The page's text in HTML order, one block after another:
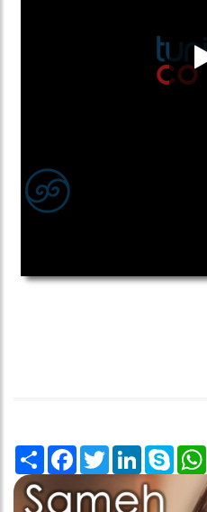
Share Facebook
TwitterLinkedInSkype